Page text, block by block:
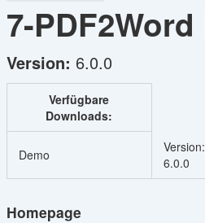
7-PDF2Word
Version: 6.0.0
Verfügbare
Downloads:
Demo
Version:
6.0.0
Homepage